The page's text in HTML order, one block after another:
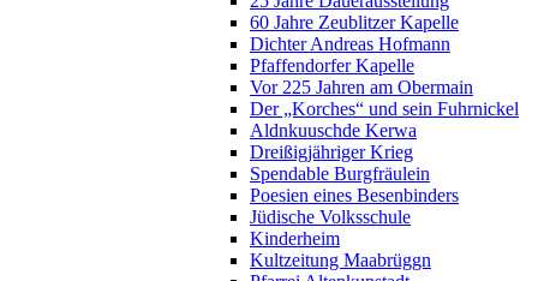
60 Jahre Zeublitzer Kapelle
Dichter Andreas Hofmann
Pfaffendorfer Kapelle
Vor 225 Jahren am Obermain
Der „Korches“ und sein Fuhrnickel
Aldnkuuschde Kerwa
Dreißigjähriger Krieg
Spendable Burgfräulein
Poesien eines Besenbinders
Jüdische Volksschule
Kinderheim
Kultzeitung Maabrüggn